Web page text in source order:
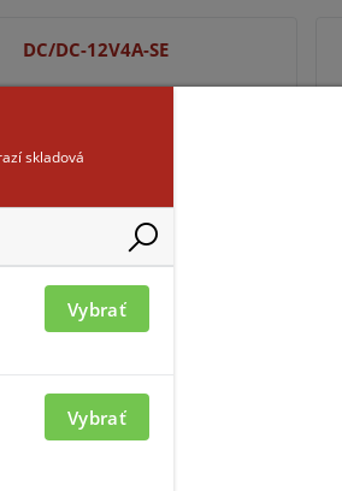
DC/DC-12V4A-SE
informácií je nutné byť
LVUPS-140-UN1-OF
skladová
Vybrať
Vybrať